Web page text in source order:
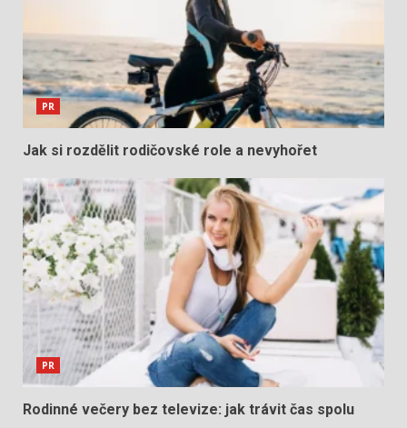
PR
Jak si rozdělit rodičovské role a nevyhořet
PR
Rodinné večery bez televize: jak trávit čas spolu